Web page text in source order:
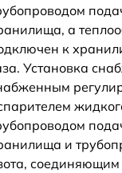
а
к
Установка
и
соединяющим